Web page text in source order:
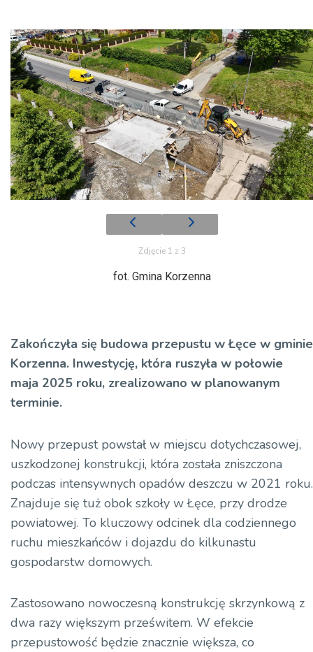
Zdjęcie 1 z 3
fot. Gmina Korzenna
Zakończyła się budowa przepustu w Łęce w gminie
Korzenna. Inwestycję, która ruszyła w połowie
maja 2025 roku, zrealizowano w planowanym
terminie.
Nowy przepust powstał w miejscu dotychczasowej,
uszkodzonej konstrukcji, która została zniszczona
podczas intensywnych opadów deszczu w 2021 roku.
Znajduje się tuż obok szkoły w Łęce, przy drodze
powiatowej. To kluczowy odcinek dla codziennego
ruchu mieszkańców i dojazdu do kilkunastu
gospodarstw domowych.
Zastosowano nowoczesną konstrukcję skrzynkową z
dwa razy większym prześwitem. W efekcie
przepustowość będzie znacznie większa, co